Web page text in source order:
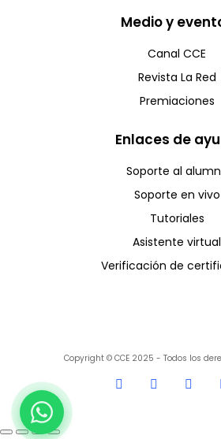
Medio y
Canal CCE
Revista La Red
Premiaciones
Enlaces de
Soporte al
Soporte en vivo
Tutoriales
Asistente virtual
Verificación de
Copyright © CCE 2025 - Todos los